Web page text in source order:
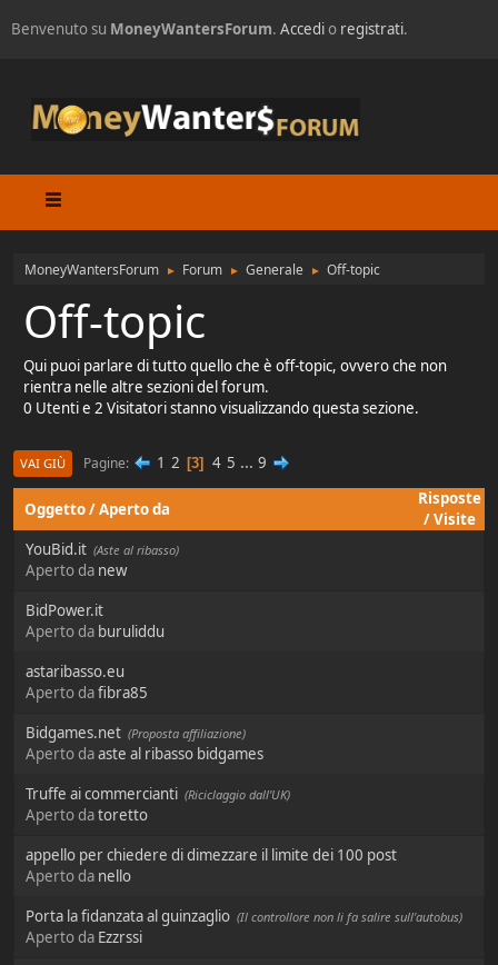
Benvenuto su MoneyWantersForum. Accedio registrati.
MoneyWantersForum ► Forum ► Generale ► Off-topic
Off-topic
Qui puoi parlare di tutto quello che è off-topic, ovvero che non
rientra nelle altre sezioni del forum.
0 Utenti e 2 Visitatori stanno visualizzando questa sezione.
VAI GIÙ Pagine 1 2 3 4 5 ... 9
Oggetto/Aperto da
Risposte
/Visite
YouBid.it (Aste al ribasso)
Aperto da new
BidPower.it
Aperto da buruliddu
astaribasso.eu
Aperto dafibra85
Bidgames.net (Proposta affiliazione)
Aperto daaste al ribasso bidgames
Truffe ai commercianti (Riciclaggio dall'UK)
Aperto datoretto
appello per chiedere di dimezzare il limite dei 100 post
Aperto da nello
Porta la fidanzata al guinzaglio (Il controllore non li fa salire sull'autobus)
Aperto da Ezzrssi